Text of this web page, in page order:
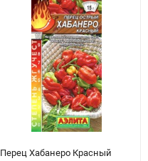
Перец Хабанеро Красный